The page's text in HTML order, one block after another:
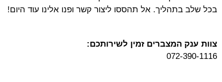
בכל שלב בתהליך. אל תהססו ליצור קשר ופנו אלינו עוד היום!
צוות ענק המצברים זמין לשירותכם:
072-390-1116